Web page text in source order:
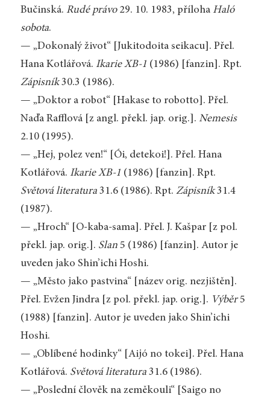
Bučinská. Rudé právo29. 10. 1983, příloha Haló
sobota.
— „Dokonalý život“ [Jukitodoita seikacu]. Přel.
Hana Kotlářová. Ikarie XB-1 (1986) [fanzin]. Rpt.
Zápisník30.3 (1986).
— „Doktor a robot“ [Hakase to robotto]. Přel.
Naďa Rafflová [z angl. překl. jap. orig.]. Nemesis
2.10 (1995).
— „Hej, polez ven!“ [Ói, detekoi!]. Přel. Hana
Kotlářová. Ikarie XB-1 (1986) [fanzin]. Rpt.
Světová literatura31.6 (1986). Rpt. Zápisník31.4
(1987).
— „Hroch“ [O-kaba-sama]. Přel. J. Kašpar [z pol.
překl. jap. orig.]. Slan5 (1986) [fanzin]. Autor je
uveden jako Shin’ichi Hoshi.
— „Město jako pastvina“ [název orig. nezjištěn].
Přel. Evžen Jindra [z pol. překl. jap. orig.]. Výběr5
(1988) [fanzin]. Autor je uveden jako Shin’ichi
Hoshi.
— „Oblíbené hodinky“ [Aijó no tokei]. Přel. Hana
Kotlářová. Světová literatura31.6 (1986).
— „Poslední člověk na zeměkouli“ [Saigo no